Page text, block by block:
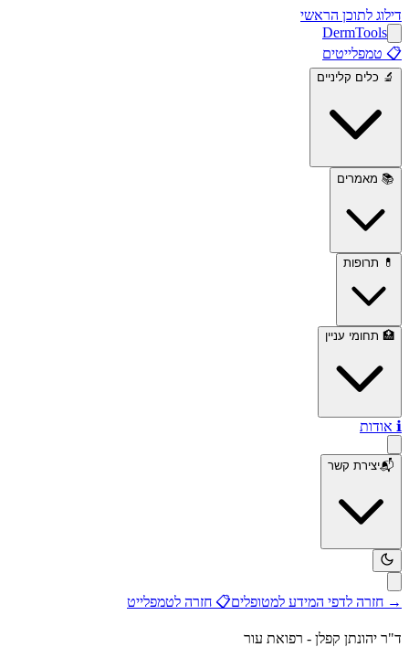
דילוג לתוכן הראשי
DermTools
📋 טמפלייטים
🔬 כלים קליניים
📚 מאמרים
💊 תרופות
🏥 תחומי עניין
ℹ️ אודות
📬יצירת קשר
→ חזרה לדפי המידע למטופלים📋 חזרה לטמפלייט
ד"ר יהונתן קפלן - רפואת עור